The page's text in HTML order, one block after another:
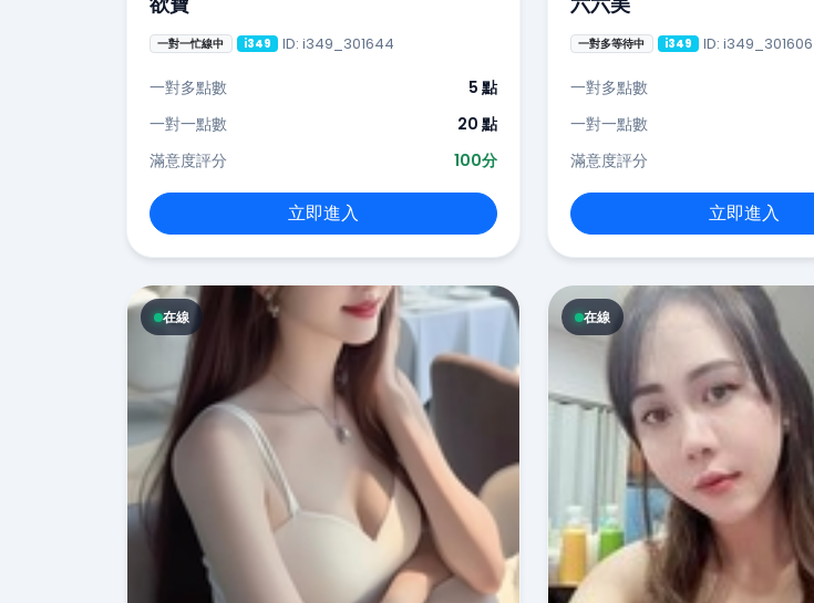
一對一忙線中 i349 ID: i349_301644
一對多點數
5 點
一對一點數
20 點
滿意度評分
100分
立即進入
一對多等待中 i349 ID: i349_301606
一對多點數
一對一點數
滿意度評分
立即進入
在線 在線